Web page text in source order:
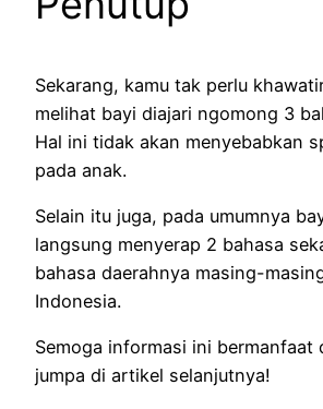
Sekarang, kamu tak perlu
melihat bayi diajari ngomong 3
Hal ini tidak akan menyebabkan
pada anak.
Selain itu juga, pada umumnya
langsung menyerap 2 bahasa
bahasa daerahnya masing-
Indonesia.
Semoga informasi ini bermanfaat
jumpa di artikel selanjutnya!